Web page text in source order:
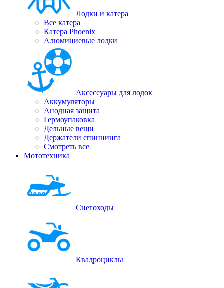
Лодки и катера
Все катера
Катера Phoenix
Алюминиевые лодки
Аксессуары для лодок
Аккумуляторы
Анодная защита
Гермоупаковка
Дельные вещи
Держатели спиннинга
Смотреть все
Мототехника
Снегоходы
Квадроциклы